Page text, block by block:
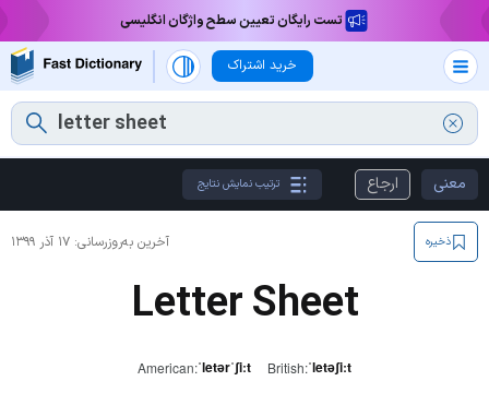
تست رایگان تعیین سطح واژگان انگلیسی
خرید اشتراک
معنی ارجاع ترتیب نمایش نتایج
آخرین به‌روزرسانی: ۱۷ آذر ۱۳۹۹ ذخیره
Letter Sheet
American:ˈletərˈʃiːt British:ˈletəʃiːt